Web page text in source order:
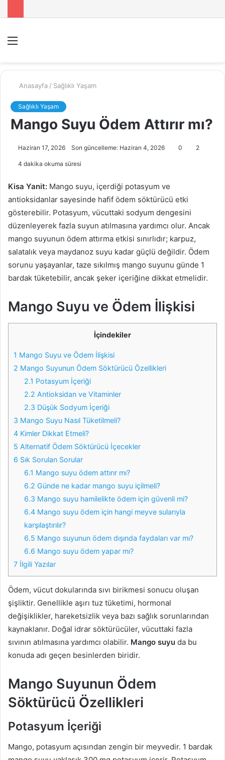
...
Anasayfa / Sağlıklı Yaşam
Sağlıklı Yaşam
Mango Suyu Ödem Attırır mı?
Haziran 17, 2026 Son güncelleme: Haziran 4, 2026 0 2
4 dakika okuma süresi
Kisa Yanit: Mango suyu, içerdiği potasyum ve
antioksidanlar sayesinde hafif ödem söktürücü etki
gösterebilir. Potasyum, vücuttaki sodyum dengesini
düzenleyerek fazla suyun atılmasına yardımcı olur. Ancak
mango suyunun ödem attırma etkisi sınırlıdır; karpuz,
salatalık veya maydanoz suyu kadar güçlü değildir. Ödem
sorunu yaşayanlar, taze sıkılmış mango suyunu günde 1
bardak tüketebilir, ancak şeker içeriğine dikkat etmelidir.
Mango Suyu ve Ödem İlişkisi
İçindekiler
1 Mango Suyu ve Ödem İlişkisi
2 Mango Suyunun Ödem Söktürücü Özellikleri
2.1 Potasyum İçeriği
2.2 Antioksidan ve Vitaminler
2.3 Düşük Sodyum İçeriği
3 Mango Suyu Nasıl Tüketilmeli?
4 Kimler Dikkat Etmeli?
5 Alternatif Ödem Söktürücü İçecekler
6 Sık Sorulan Sorular
6.1 Mango suyu ödem attırır mı?
6.2 Günde ne kadar mango suyu içilmeli?
6.3 Mango suyu hamilelikte ödem için güvenli mi?
6.4 Mango suyu ödem için hangi meyve sularıyla
karşılaştırılır?
6.5 Mango suyunun ödem dışında faydaları var mı?
6.6 Mango suyu ödem yapar mı?
7 İlgili Yazılar
Ödem, vücut dokularında sıvı birikmesi sonucu oluşan
şişliktir. Genellikle aşırı tuz tüketimi, hormonal
değişiklikler, hareketsizlik veya bazı sağlık sorunlarından
kaynaklanır. Doğal idrar söktürücüler, vücuttaki fazla
sıvının atılmasına yardımcı olabilir. Mango suyu da bu
konuda adı geçen besinlerden biridir.
Mango Suyunun Ödem
Söktürücü Özellikleri
Potasyum İçeriği
Mango, potasyum açısından zengin bir meyvedir. 1 bardak